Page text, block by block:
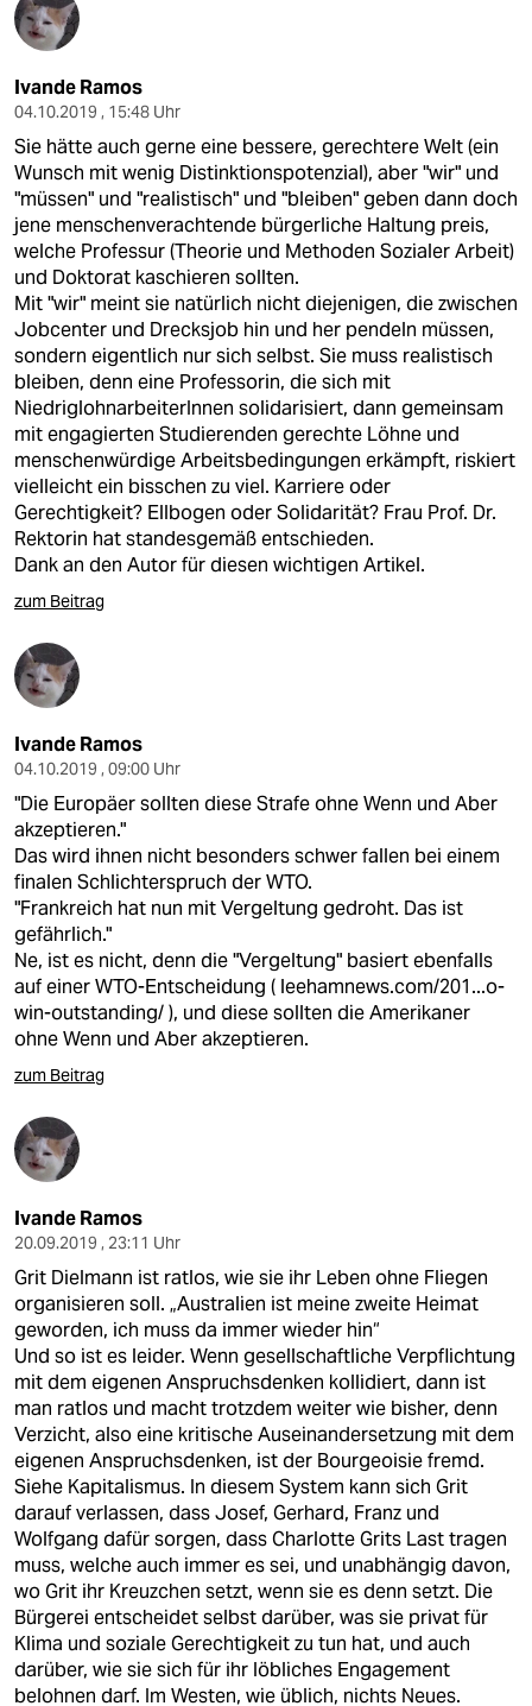
Ivande Ramos
04.10.2019 , 15:48 Uhr
Sie hätte auch gerne eine bessere, gerechtere Welt (ein
Wunsch mit wenig Distinktionspotenzial), aber "wir" und
"müssen" und "realistisch" und "bleiben" geben dann doch
jene menschenverachtende bürgerliche Haltung preis,
welche Professur (Theorie und Methoden Sozialer Arbeit)
und Doktorat kaschieren sollten.
Mit "wir" meint sie natürlich nicht diejenigen, die zwischen
Jobcenter und Drecksjob hin und her pendeln müssen,
sondern eigentlich nur sich selbst. Sie muss realistisch
bleiben, denn eine Professorin, die sich mit
NiedriglohnarbeiterInnen solidarisiert, dann gemeinsam
mit engagierten Studierenden gerechte Löhne und
menschenwürdige Arbeitsbedingungen erkämpft, riskiert
vielleicht ein bisschen zu viel. Karriere oder
Gerechtigkeit? Ellbogen oder Solidarität? Frau Prof. Dr.
Rektorin hat standesgemäß entschieden.
Dank an den Autor für diesen wichtigen Artikel.
zum Beitrag
Ivande Ramos
04.10.2019 , 09:00 Uhr
"Die Europäer sollten diese Strafe ohne Wenn und Aber
akzeptieren."
Das wird ihnen nicht besonders schwer fallen bei einem
finalen Schlichterspruch der WTO.
"Frankreich hat nun mit Vergeltung gedroht. Das ist
gefährlich."
Ne, ist es nicht, denn die "Vergeltung" basiert ebenfalls
auf einer WTO-Entscheidung ( leehamnews.com/201...o-
win-outstanding/), und diese sollten die Amerikaner
ohne Wenn und Aber akzeptieren.
zum Beitrag
Ivande Ramos
20.09.2019 , 23:11 Uhr
Grit Dielmann ist ratlos, wie sie ihr Leben ohne Fliegen
organisieren soll. „Australien ist meine zweite Heimat
geworden, ich muss da immer wieder hin“
Und so ist es leider. Wenn gesellschaftliche Verpflichtung
mit dem eigenen Anspruchsdenken kollidiert, dann ist
man ratlos und macht trotzdem weiter wie bisher, denn
Verzicht, also eine kritische Auseinandersetzung mit dem
eigenen Anspruchsdenken, ist der Bourgeoisie fremd.
Siehe Kapitalismus. In diesem System kann sich Grit
darauf verlassen, dass Josef, Gerhard, Franz und
Wolfgang dafür sorgen, dass Charlotte Grits Last tragen
muss, welche auch immer es sei, und unabhängig davon,
wo Grit ihr Kreuzchen setzt, wenn sie es denn setzt. Die
Bürgerei entscheidet selbst darüber, was sie privat für
Klima und soziale Gerechtigkeit zu tun hat, und auch
darüber, wie sie sich für ihr löbliches Engagement
belohnen darf. Im Westen, wie üblich, nichts Neues.